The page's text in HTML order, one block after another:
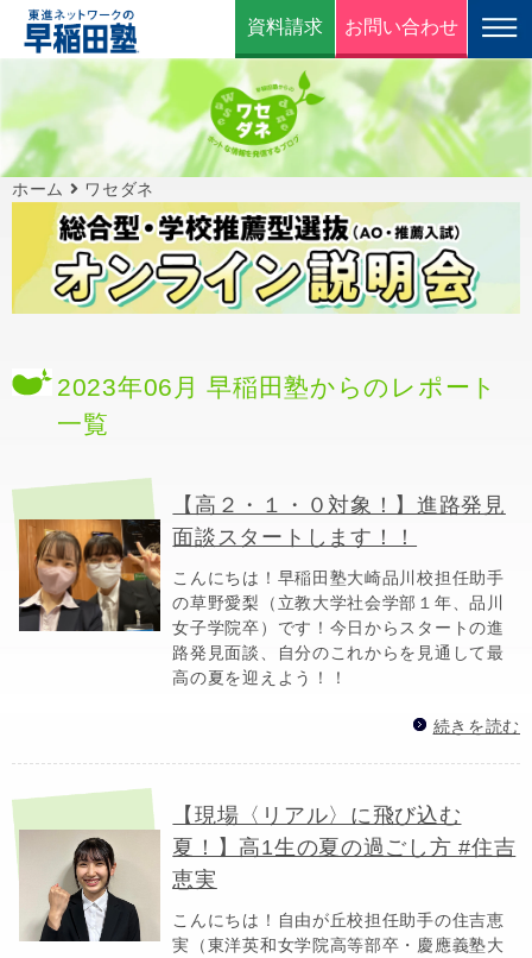
資料請求 お問い合わせ
ホーム ワセダネ
2023年06月 早稲田塾からのレポート
一覧
【高２・１・０対象！】進路発見
面談スタートします！！
こんにちは！早稲田塾大崎品川校担任助手
の草野愛梨（立教大学社会学部１年、品川
女子学院卒）です！今日からスタートの進
路発見面談、自分のこれからを見通して最
高の夏を迎えよう！！
続きを読む
【現場〈リアル〉に飛び込む
夏！】高1生の夏の過ごし方 #住吉
恵実
こんにちは！自由が丘校担任助手の住吉恵
実（東洋英和女学院高等部卒・慶應義塾大